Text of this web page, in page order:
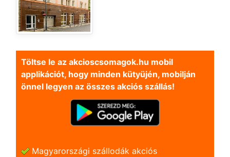
Töltse le az akcioscsomagok.hu mobil
applikációt, hogy minden kütyüjén, mobilján
önnel legyen az összes akciós szállás!
Magyarországi szállodák akciós